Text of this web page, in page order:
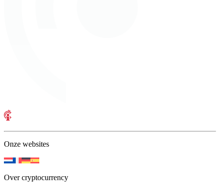
Onze websites
Over cryptocurrency